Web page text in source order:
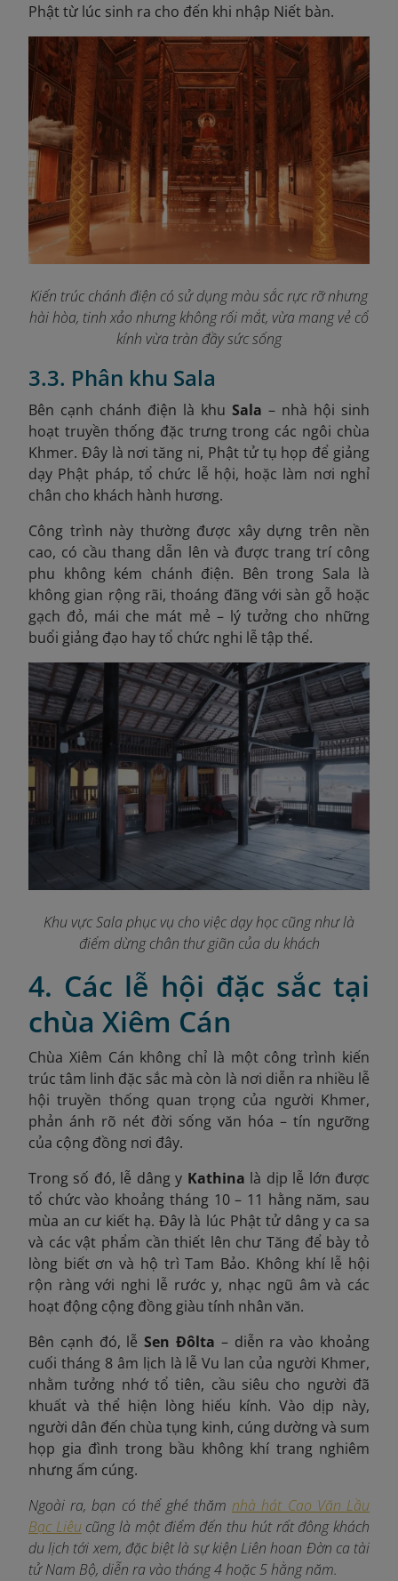
Phật từ lúc sinh ra cho đến khi nhập Niết bàn.
Kiến trúc chánh điện có sử dụng màu sắc rực rỡ nhưng
hài hòa, tinh xảo nhưng không rối mắt, vừa mang vẻ cổ
kính vừa tràn đầy sức sống
3.3. Phân khu Sala
Bên cạnh chánh điện là khu Sala – nhà hội sinh
hoạt truyền thống đặc trưng trong các ngôi chùa
Khmer. Đây là nơi tăng ni, Phật tử tụ họp để giảng
dạy Phật pháp, tổ chức lễ hội, hoặc làm nơi nghỉ
chân cho khách hành hương.
Công trình này thường được xây dựng trên nền
cao, có cầu thang dẫn lên và được trang trí công
phu không kém chánh điện. Bên trong Sala là
không gian rộng rãi, thoáng đãng với sàn gỗ hoặc
gạch đỏ, mái che mát mẻ – lý tưởng cho những
buổi giảng đạo hay tổ chức nghi lễ tập thể.
Khu vực Sala phục vụ cho việc dạy học cũng như là
điểm dừng chân thư giãn của du khách
4. Các lễ hội đặc sắc tại
chùa Xiêm Cán
Chùa Xiêm Cán không chỉ là một công trình kiến
trúc tâm linh đặc sắc mà còn là nơi diễn ra nhiều lễ
hội truyền thống quan trọng của người Khmer,
phản ánh rõ nét đời sống văn hóa – tín ngưỡng
của cộng đồng nơi đây.
Trong số đó, lễ dâng y Kathina là dịp lễ lớn được
tổ chức vào khoảng tháng 10 – 11 hằng năm, sau
mùa an cư kiết hạ. Đây là lúc Phật tử dâng y ca sa
và các vật phẩm cần thiết lên chư Tăng để bày tỏ
lòng biết ơn và hộ trì Tam Bảo. Không khí lễ hội
rộn ràng với nghi lễ rước y, nhạc ngũ âm và các
hoạt động cộng đồng giàu tính nhân văn.
Bên cạnh đó, lễSen Đôlta – diễn ra vào khoảng
cuối tháng 8 âm lịch là lễ Vu lan của người Khmer,
nhằm tưởng nhớ tổ tiên, cầu siêu cho người đã
khuất và thể hiện lòng hiếu kính. Vào dịp này,
người dân đến chùa tụng kinh, cúng dường và sum
họp gia đình trong bầu không khí trang nghiêm
nhưng ấm cúng.
Ngoài ra, bạn có thể ghé thămnhà hát Cao Văn Lầu
Bạc Liêucũng là một điểm đến thu hút rất đông khách
du lịch tới xem, đặc biệt là sự kiện Liên hoan Đờn ca tài
tử Nam Bộ, diễn ra vào tháng 4 hoặc 5 hằng năm.